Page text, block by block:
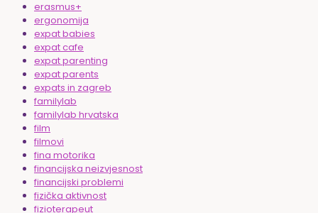
erasmus+
ergonomija
expat babies
expat cafe
expat parenting
expat parents
expats in zagreb
familylab
familylab hrvatska
film
filmovi
fina motorika
financijska neizvjesnost
financijski problemi
fizička aktivnost
fizioterapeut